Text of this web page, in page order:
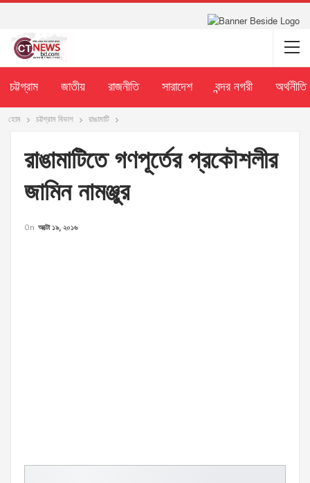
চট্টগ্রাম জাতীয় রাজনীতি সারাদেশ বন্দর নগরী অর্থনীতি
হোম চট্টগ্রাম বিভাগ রাঙামাটি
রাঙামাটিতে গণপূর্তের প্রকৌশলীর
জামিন নামঞ্জুর
On অক্টো ১৯, ২০১৬